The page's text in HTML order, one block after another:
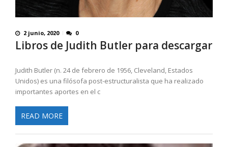
2 junio, 2020 0
Libros de Judith Butler para descargar
Judith Butler (n. 24 de febrero de 1956, Cleveland, Estados
Unidos) es una filósofa post-estructuralista que ha realizado
importantes aportes en el c
READ MORE